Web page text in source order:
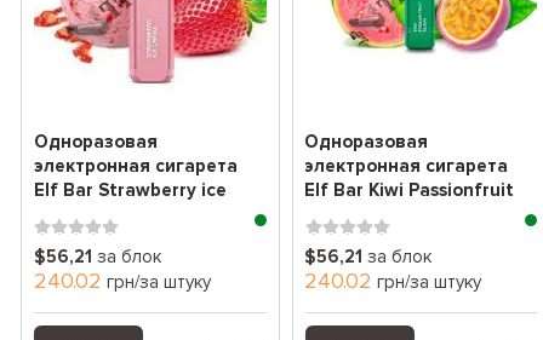
Одноразовая
электронная сигарета
Elf Bar Strawberry ice
cream (клубничное мор...
$56,21 за блок
240.02 грн/за штуку
Одноразовая
электронная сигарета
Elf Bar Kiwi Passionfruit
Guava (киви мараку...
$56,21 за блок
240.02 грн/за штуку